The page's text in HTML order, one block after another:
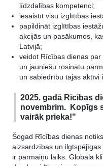
līdzdalības kompetenci;
iesaistīt visu izglītības
papildināt izglītības
akcijās un pasākumos,
Latvijā;
veidot Rīcības dienas
un jauniešu rosinātu
un sabiedrību tajās aktīvi
2025. gadā Rīcības
novembrim. Kopīgs
vairāk prieka!"
Šogad Rīcības dienas
aizsardzības un
ir pārmaiņu laiks. Globālā